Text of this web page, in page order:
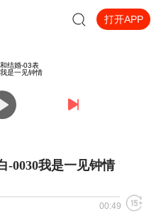
打开APP
-0030我是一见钟情
00:49